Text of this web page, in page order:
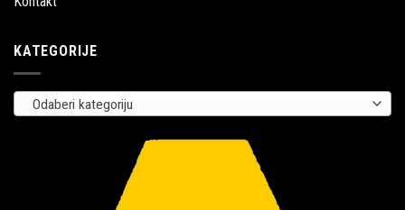
KATEGORIJE
Odaberi kategoriju